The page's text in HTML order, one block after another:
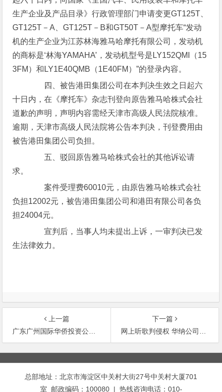
生产企业及产品目录》行政管理部门申请变更GT125T、
GT125T－A、GT125T－B和GT50T－A型摩托车“发动
机的生产企业为江苏林海雅马哈摩托有限公司，发动机
的商标是‘林海YAMAHA’，发动机型号是LY152QMI（15
3FM）和LY1E40QMB（1E40FM）”的登录内容。
四、被告港田集团公司在本判决生效之日起六
十日内，在《摩托车》杂志刊登向原告雅马哈株式会社
道歉的声明，声明内容需经天津市高级人民法院核准。
逾期，天津市高级人民法院将公告本判决，刊登费用由
被告港田集团公司负担。
五、驳回原告雅马哈株式会社的其他诉讼请
求。
案件受理费60010元，由原告雅马哈株式会社
负担12002元，被告港田集团公司和港田有限公司各负
担24004元。
宣判后，当事人均未提出上诉，一审判决已发
生法律效力。
上一篇
广东广州国际华侨投资公司与江苏长江影业有限责任公司影片发行权许可合同纠纷案
下一篇
网上听歌判侵权 华纳公司获赔偿
文
章
总部地址：北京市海淀区中关村大街27号中关村大厦701
室 邮政编码：100080 | 热线咨询电话：010-